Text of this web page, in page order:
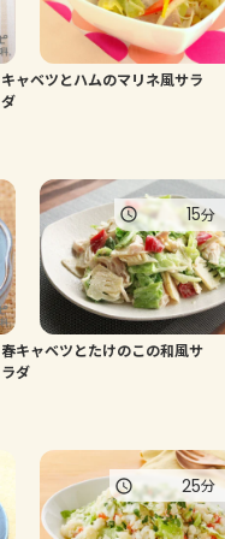
キャベツとハムのマリネ風サラ
ダ
春キャベツとたけのこの和風サ
ラダ
15分
25分